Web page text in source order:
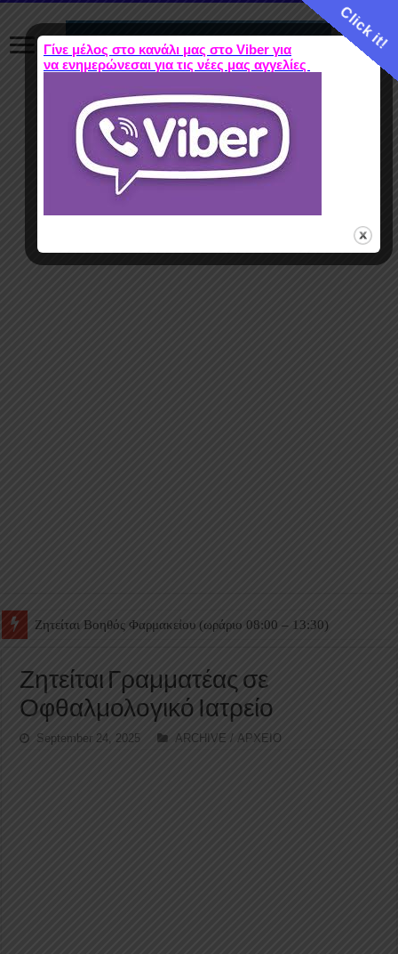
Ζητείται Βοηθός Θαλάμου
Ζητείται Γραμματέας σε
Οφθαλμολογικό Ιατρείο
September 24, 2025 ARCHIVE / ΑΡΧΕΙΟ
Click it!
Γίνε μέλος στο κανάλι μας στο Viber για
να ενημερώνεσαι για τις νέες μας αγγελίες